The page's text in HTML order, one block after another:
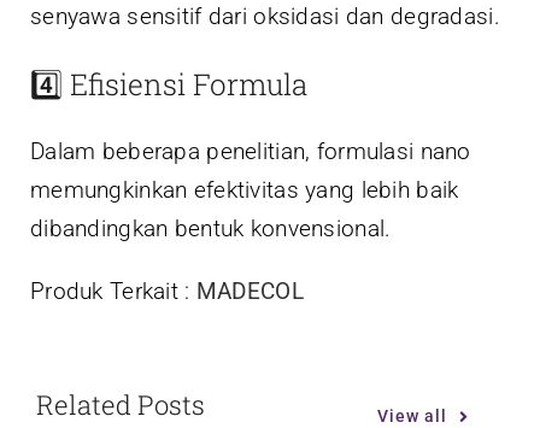
senyawa sensitif dari oksidasi dan degradasi.
4️⃣ Efisiensi Formula
Dalam beberapa penelitian, formulasi nano
memungkinkan efektivitas yang lebih baik
dibandingkan bentuk konvensional.
Produk Terkait : MADECOL
Related Posts View all